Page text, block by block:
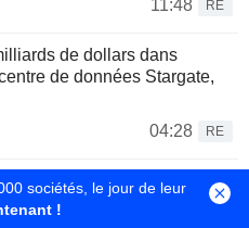
11:48
RE
de dollars dans
de données Stargate,
04:28
RE
3 milliards de dollars
sociétés, le jour de leur
!